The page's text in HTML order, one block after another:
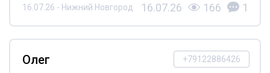
16.07.26 - Нижний Новгород 16.07.26 166 1
+79122886426
Олег